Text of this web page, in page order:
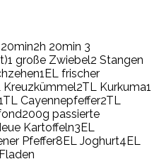
2h 20min 3
1 große Zwiebel2 Stangen
1EL frischer
Kreuzkümmel2TL Kurkuma1
Cayennepfeffer2TL
200g passierte
Kartoffeln3EL
Pfeffer8EL Joghurt4EL